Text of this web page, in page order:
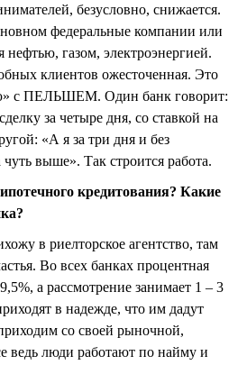
безусловно, снижается.
федеральные компании или
нефтью, газом, электроэнергией.
клиентов ожесточенная. Это
с ПЕЛЬШЕМ. Один банк говорит:
за четыре дня, со ставкой на
«А я за три дня и без
чуть выше». Так строится работа.
кредитования? Какие
в риелторское агентство, там
Во всех банках процентная
а рассмотрение занимает 1 – 3
в надежде, что им дадут
со своей рыночной,
ведь люди работают по найму и